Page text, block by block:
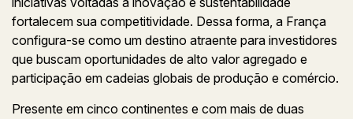
fortalecem sua competitividade. Dessa forma, a França
configura-se como um destino atraente para investidores
que buscam oportunidades de alto valor agregado e
participação em cadeias globais de produção e comércio.
Presente em cinco continentes e com mais de duas